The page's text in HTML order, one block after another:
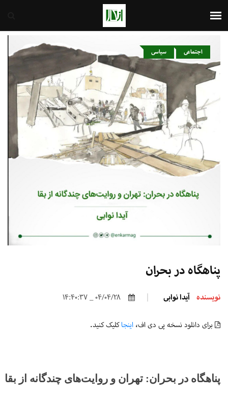
9th August 2026
اجتماعی سیاسی
پناهگاه در بحران
نویسنده آیدا نوابی 04/04/28 _ 14:40:37
برای دانلود نسخه پی دی اف، اینجاکلیک کنید.
پناهگاه در بحران: تهران و روایت‌های چندگانه از بقا